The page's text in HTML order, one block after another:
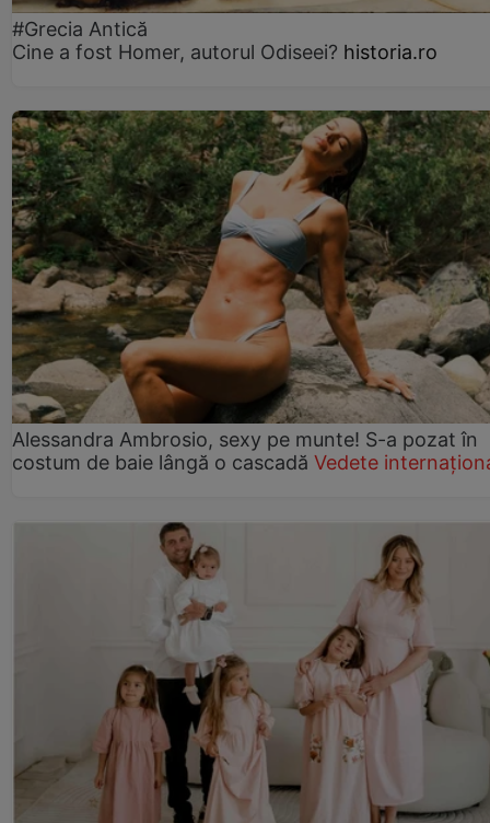
#Grecia Antică
Cine a fost Homer, autorul Odiseei? historia.ro
Alessandra Ambrosio, sexy pe munte! S-a pozat în
costum de baie lângă o cascadă Vedete